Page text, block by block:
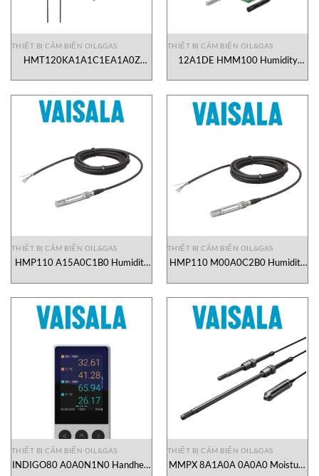
THIẾT BỊ CẢM BIẾN OIL&GAS
HMT120KA1A1C1EA1A0Z
Transmitters Vaisala Vietnam
THIẾT BỊ CẢM BIẾN OIL&GAS
12A1DE HMM100 Humidity
THIẾT BỊ CẢM BIẾN OIL&GAS
HMP110 A15A0C1B0 Humidity
Vietnam
THIẾT BỊ CẢM BIẾN OIL&GAS
HMP110 M00A0C2B0 Humidity
Vietnam
THIẾT BỊ CẢM BIẾN OIL&GAS
INDIGO80 A0A0N1N0 Handheld
THIẾT BỊ CẢM BIẾN OIL&GAS
MMPX 8A1A0A 0A0A0 Moisture